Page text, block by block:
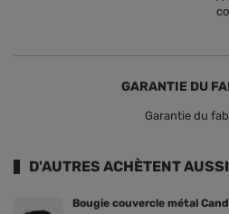
GARANTIE DU
Garantie du
D'AUTRES ACHÈTENT AUSSI
Bougie couvercle métal